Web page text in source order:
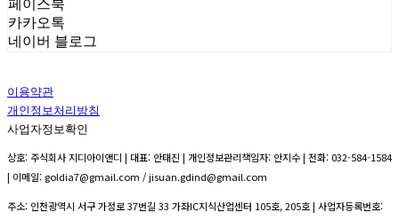
페이스북
카카오톡
네이버 블로그
이용약관
개인정보처리방침
사업자정보확인
상호: 주식회사 지디아이앤디 | 대표: 안태진 | 개인정보관리책임자: 안지수 | 전화: 032-584-1584
| 이메일: goldia7@gmail.com / jisuan.gdind@gmail.com
주소: 인천광역시 서구 가정로 37번길 33 가좌IC지식산업센터 105호, 205호 | 사업자등록번호: